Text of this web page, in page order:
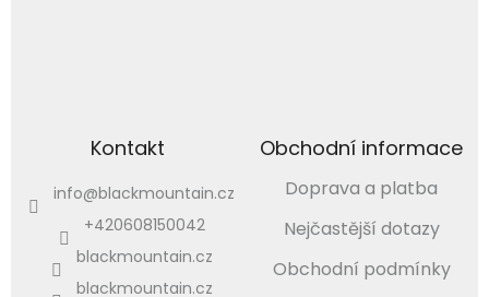
Kontakt
info@blackmountain.cz
+420608150042
blackmountain.cz
blackmountain.cz
Obchodní informace
Doprava a platba
Nejčastější dotazy
Obchodní podmínky